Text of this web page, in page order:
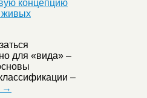
для «вида» –
–
→